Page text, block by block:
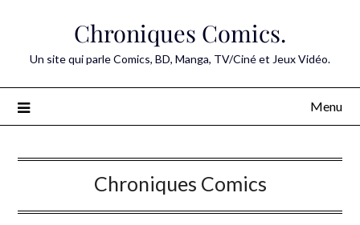
Chroniques Comics.
Un site qui parle Comics, BD, Manga, TV/Ciné et Jeux Vidéo.
Menu
Chroniques Comics